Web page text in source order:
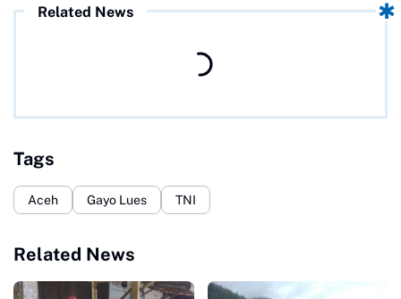
Related News
Tags
Aceh Gayo Lues TNI
Related News